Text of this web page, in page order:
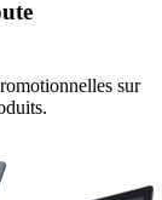
sur